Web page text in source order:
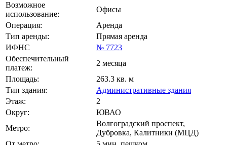
Возможное
использование:
Офисы
Операция:
Аренда
Тип аренды:
Прямая аренда
ИФНС
№ 7723
Обеспечительный
платеж:
2 месяца
Площадь:
263.3 кв. м
Тип здания:
Административные здания
Этаж:
2
Округ:
ЮВАО
Метро:
Волгоградский проспект,
Дубровка, Калитники (МЦД)